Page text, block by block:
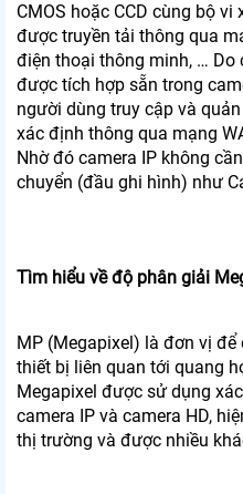
CMOS hoặc CCD cùng bộ
được truyền tải thông qua
điện thoại thông minh, … Do
được tích hợp sẵn trong
người dùng truy cập và
xác định thông qua mạng
Nhờ đó camera IP không
chuyển (đầu ghi hình) như
Tìm hiểu về độ phân giải
MP (Megapixel) là đơn vị
thiết bị liên quan tới quang
Megapixel được sử dụng
camera IP và camera HD,
thị trường và được nhiều